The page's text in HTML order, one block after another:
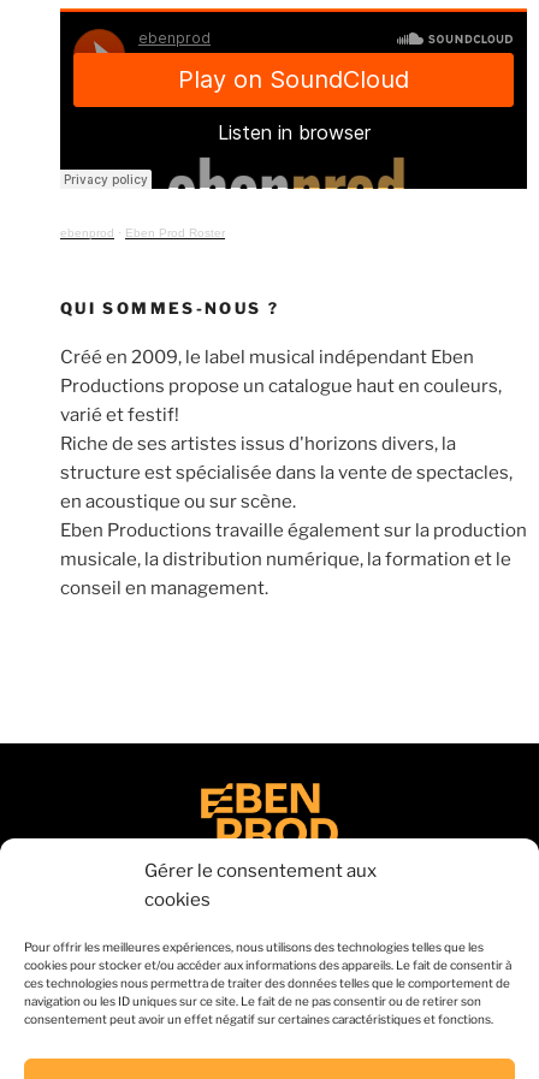
Gérer le consentement aux
cookies
Pour offrir les meilleures expériences, nous utilisons des technologies telles que les
cookies pour stocker et/ou accéder aux informations des appareils. Le fait de consentir à
ces technologies nous permettra de traiter des données telles que le comportement de
navigation ou les ID uniques sur ce site. Le fait de ne pas consentir ou de retirer son
consentement peut avoir un effet négatif sur certaines caractéristiques et fonctions.
ebenprod · Eben Prod Roster
QUI SOMMES-NOUS ?
Créé en 2009, le label musical indépendant Eben
Productions propose un catalogue haut en couleurs,
varié et festif!
Riche de ses artistes issus d'horizons divers, la
structure est spécialisée dans la vente de spectacles,
en acoustique ou sur scène.
Eben Productions travaille également sur la production
musicale, la distribution numérique, la formation et le
conseil en management.
CONTACTEZ NOUS
contact(a)ebenprod.com